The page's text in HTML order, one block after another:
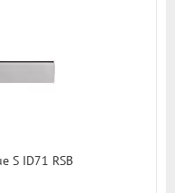
S ID71 RSB